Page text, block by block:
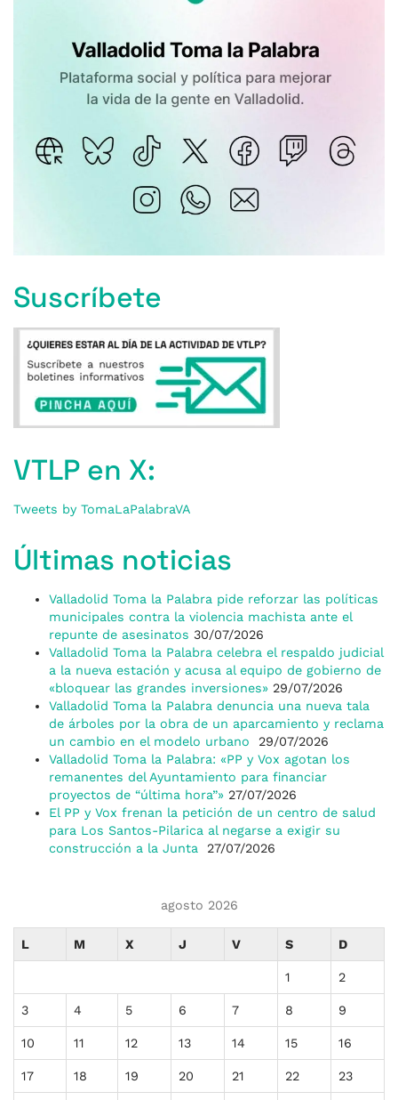
Suscríbete
VTLP en X:
Tweets by TomaLaPalabraVA
Últimas noticias
Valladolid Toma la Palabra pide reforzar las políticas
municipales contra la violencia machista ante el
repunte de asesinatos 30/07/2026
Valladolid Toma la Palabra celebra el respaldo judicial
a la nueva estación y acusa al equipo de gobierno de
«bloquear las grandes inversiones» 29/07/2026
Valladolid Toma la Palabra denuncia una nueva tala
de árboles por la obra de un aparcamiento y reclama
un cambio en el modelo urbano
29/07/2026
Valladolid Toma la Palabra: «PP y Vox agotan los
remanentes del Ayuntamiento para financiar
proyectos de “última hora”» 27/07/2026
El PP y Vox frenan la petición de un centro de salud
para Los Santos-Pilarica al negarse a exigir su
construcción a la Junta
27/07/2026
agosto 2026
L M X J V S D
1 2
3 4 5 6 7 8 9
10 11 12 13 14 15 16
17 18 19 20 21 22 23